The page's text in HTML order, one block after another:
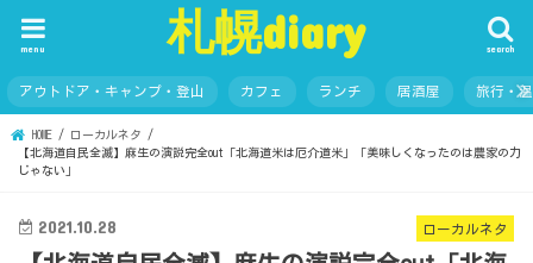
札幌diary search
menu
アウトドア・キャンプ・登山 カフェ ランチ 居酒屋 旅行・
HOME
ローカルネタ
【北海道自民全滅】麻生の演説完全out「北海道米は厄介道米」「美味しくなったのは農家の力
じゃない」
ローカルネタ
2021.10.28